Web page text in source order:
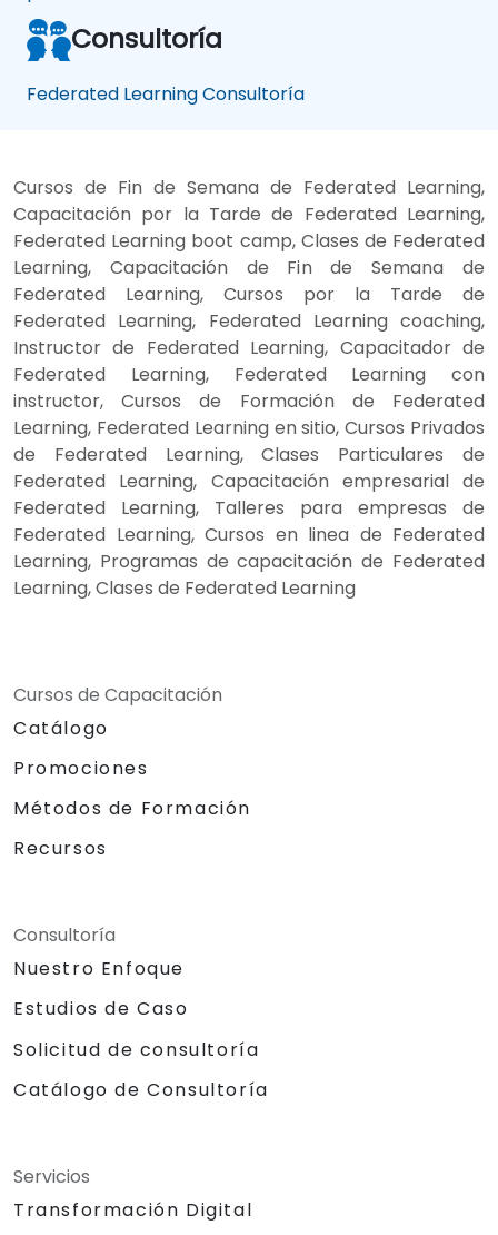
Consultoría
Federated Learning Consultoría
Cursos de Fin de Semana de Federated Learning,
Capacitación por la Tarde de Federated Learning,
Federated Learning boot camp, Clases de Federated
Learning, Capacitación de Fin de Semana de
Federated Learning, Cursos por la Tarde de
Federated Learning, Federated Learning coaching,
Instructor de Federated Learning, Capacitador de
Federated Learning, Federated Learning con
instructor, Cursos de Formación de Federated
Learning, Federated Learning en sitio, Cursos Privados
de Federated Learning, Clases Particulares de
Federated Learning, Capacitación empresarial de
Federated Learning, Talleres para empresas de
Federated Learning, Cursos en linea de Federated
Learning, Programas de capacitación de Federated
Learning, Clases de Federated Learning
Cursos de Capacitación
Catálogo
Promociones
Métodos de Formación
Recursos
Consultoría
Nuestro Enfoque
Estudios de Caso
Solicitud de consultoría
Catálogo de Consultoría
Servicios
Transformación Digital